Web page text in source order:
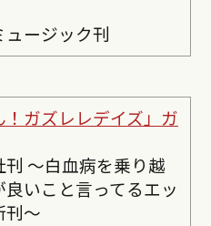
ュージック刊
！ガズレレデイズ」ガ
刊 〜白血病を乗り越
良いこと言ってるエッ
刊〜